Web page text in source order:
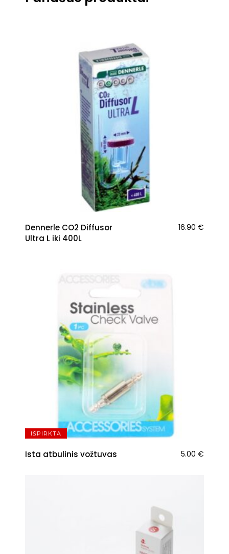
Dennerle CO2 Diffusor
Ultra L iki 400L
16.90 €
IŠPIRKTA
Ista atbulinis vožtuvas 5.00 €